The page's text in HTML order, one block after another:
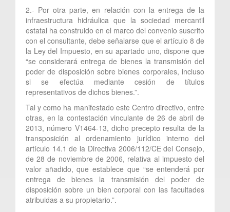
2.- Por otra parte, en relación con la entrega de la
infraestructura hidráulica que la sociedad mercantil
estatal ha construido en el marco del convenio suscrito
con el consultante, debe señalarse que el artículo 8 de
la Ley del Impuesto, en su apartado uno, dispone que
“se considerará entrega de bienes la transmisión del
poder de disposición sobre bienes corporales, incluso
si se efectúa mediante cesión de títulos
representativos de dichos bienes.”.
Tal y como ha manifestado este Centro directivo, entre
otras, en la contestación vinculante de 26 de abril de
2013, número V1464-13, dicho precepto resulta de la
transposición al ordenamiento jurídico interno del
artículo 14.1 de la Directiva 2006/112/CE del Consejo,
de 28 de noviembre de 2006, relativa al impuesto del
valor añadido, que establece que “se entenderá por
entrega de bienes la transmisión del poder de
disposición sobre un bien corporal con las facultades
atribuidas a su propietario.”.